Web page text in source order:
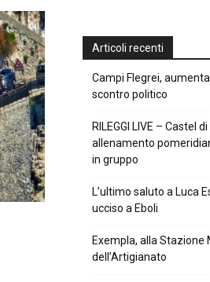
Articoli recenti
Campi Flegrei,
scontro politico
RILEGGI LIVE – Castel
allenamento
in gruppo
L’ultimo saluto a Luca
ucciso a Eboli
Exempla, alla Stazione
dell’Artigianato